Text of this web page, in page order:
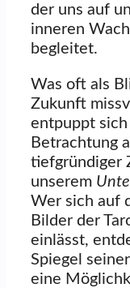
der uns auf
inneren
begleitet.
Was oft als
Zukunft
entpuppt
Betrachtung
tiefgründiger
unserem
Wer sich auf
Bilder der
einlässt,
Spiegel
eine